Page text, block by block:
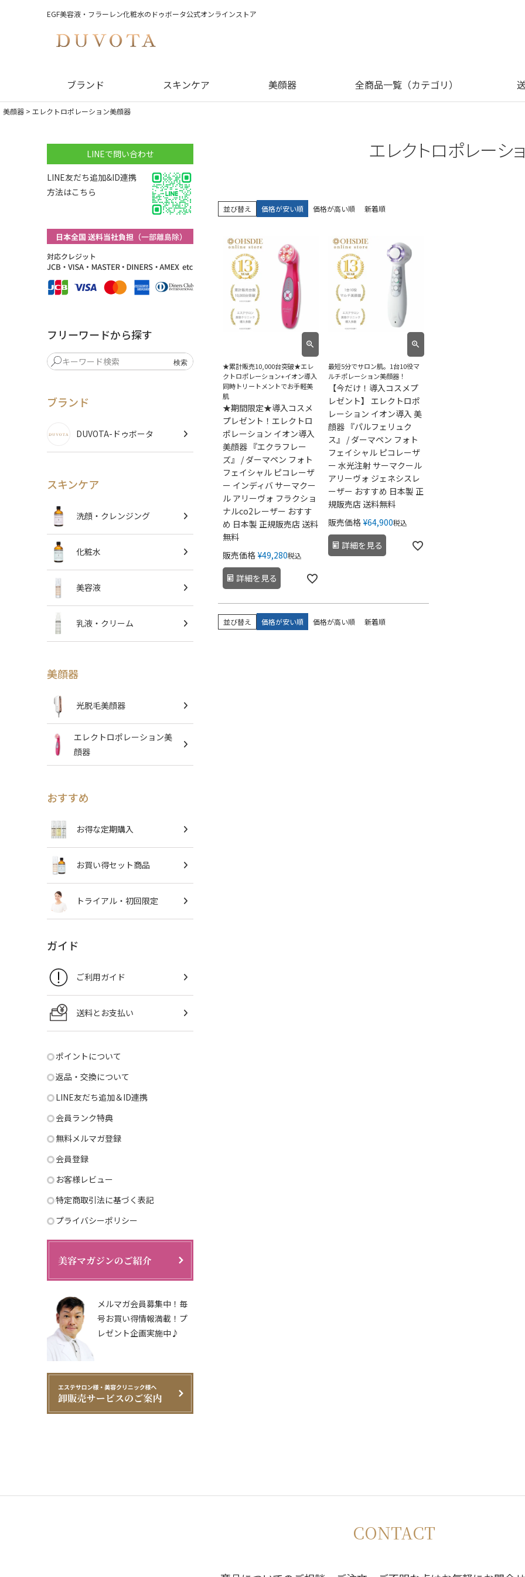
EGF美容液・フラーレン化粧水のドゥボータ公式オンラインストア
ブランド スキンケア 美顔器 全商品一覧（カテゴリ）
美顔器 エレクトロポレーション美顔器
LINEで問い合わせ
LINE友だち追加&ID連携
方法はこちら
フリーワードから探す
ブランド
DUVOTA-ドゥボータ
スキンケア
洗顔・クレンジング
化粧水
美容液
乳液・クリーム
美顔器
光脱毛美顔器
エレクトロポレーション美
顔器
おすすめ
お得な定期購入
お買い得セット商品
トライアル・初回限定
ガイド
ご利用ガイド
送料とお支払い
ポイントについて
返品・交換について
LINE友だち追加＆ID連携
会員ランク特典
無料メルマガ登録
会員登録
お客様レビュー
特定商取引法に基づく表記
プライバシーポリシー
メルマガ会員募集中！毎
号お買い得情報満載！プ
レゼント企画実施中♪
エレクトロポレーシ
並び替え 価格が安い順 価格が高い順 新着順
★累計販売10,000台突破★エレ
クトロポレーション+イオン導入
同時トリートメントでお手軽美
肌
★期間限定★導入コスメ
プレゼント！エレクトロ
ポレーション イオン導入
美顔器 『エクラフレー
ズ』 / ダーマペン フォト
フェイシャル ピコレーザ
ー インディバ サーマクー
ル アリーヴォ フラクショ
ナルco2レーザー おすす
め 日本製 正規販売店 送料
無料
販売価格 ¥49,280税込
詳細を見る
最短5分でサロン肌。1台10役マ
ルチポレーション美顔器！
【今だけ！導入コスメプ
レゼント】 エレクトロポ
レーション イオン導入 美
顔器 『パルフェリュク
ス』 / ダーマペン フォト
フェイシャル ピコレーザ
ー 水光注射 サーマクール
アリーヴォ ジェネシスレ
ーザー おすすめ 日本製 正
規販売店 送料無料
販売価格 ¥64,900税込
詳細を見る
並び替え 価格が安い順 価格が高い順 新着順
CONTACT